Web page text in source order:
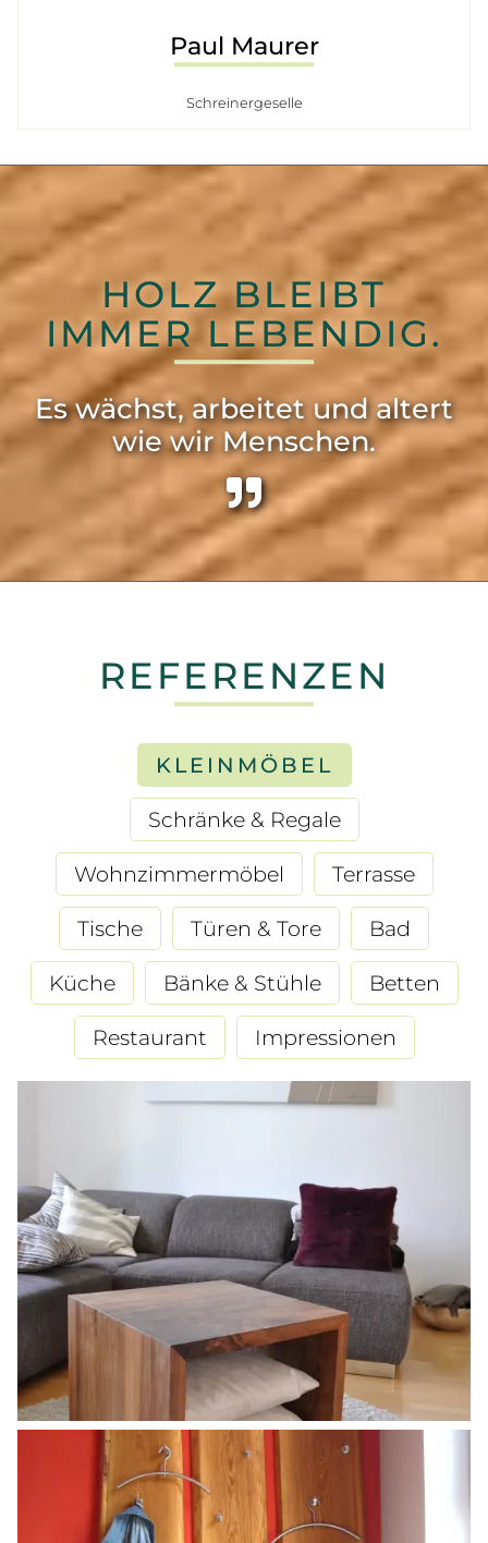
Paul Maurer
Schreinergeselle
HOLZ BLEIBT
IMMER LEBENDIG.
Es wächst, arbeitet und altert
wie wir Menschen.
REFERENZEN
KLEINMÖBEL
Schränke & Regale
Wohnzimmermöbel Terrasse
Tische Türen & Tore Bad
Küche Bänke & Stühle Betten
Restaurant Impressionen